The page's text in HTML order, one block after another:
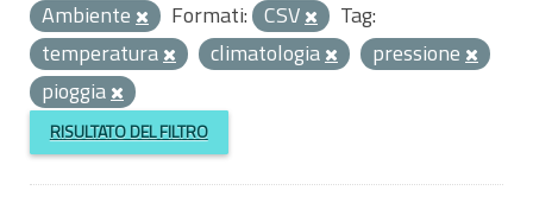
Ambiente
Formati: CSV
Tag:
temperatura
climatologia
pressione
pioggia
RISULTATO DEL FILTRO